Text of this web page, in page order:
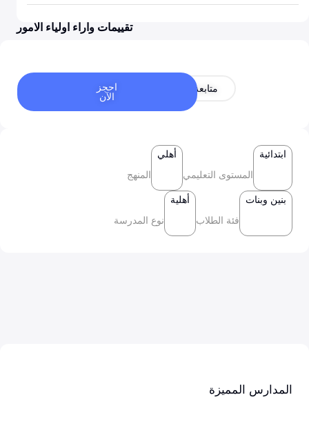
تقييمات واراء اولياء الامور
متابعة
احجز
الآن
ابتدائية
المستوى التعليمي
أهلي
المنهج
بنين وبنات
فئة الطلاب
أهلية
نوع المدرسة
المدارس المميزة